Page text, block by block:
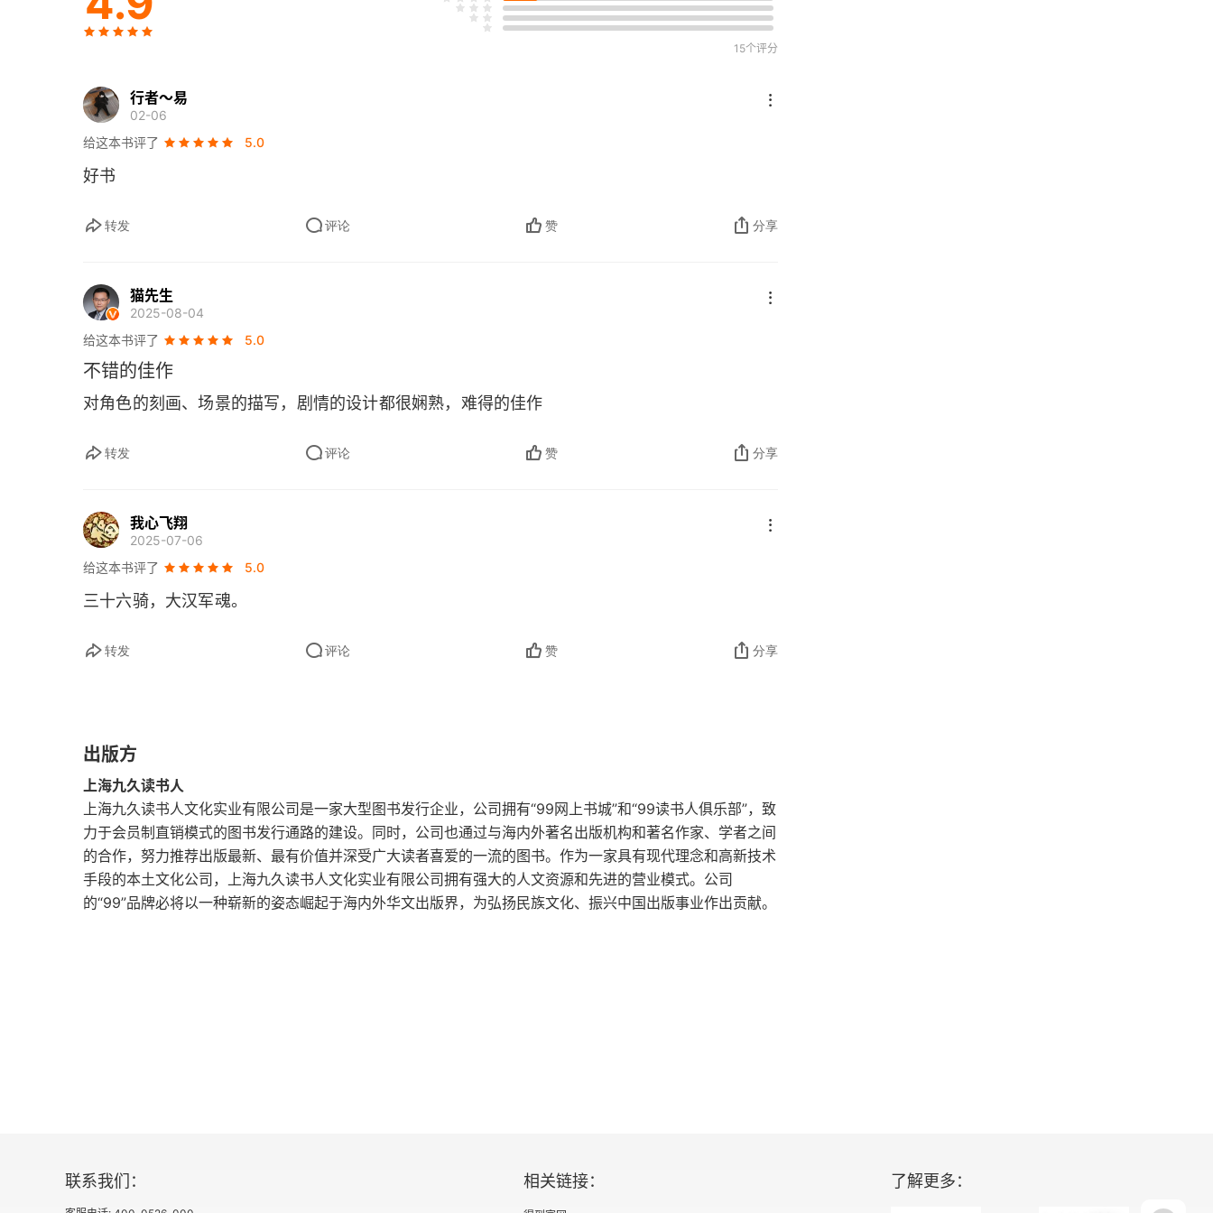
9 三个时辰
10 游冶
11 对镜
12 护花
弃笔从戎
14 从戎
15 剑夫子
三十六骑
18 断旗
19 三十六骑
狭路楼兰
20 鄯善
22 伏中伏
23 以力破道
24 铜手
25 质子
墨者之义
30 精绝
15个评分
行者～易
02-06
给这本书评了
5.0
好书
转发 评论 赞 分享
猫先生
2025-08-04
给这本书评了
5.0
不错的佳作
对角色的刻画、场景的描写，剧情的设计都很娴熟，难得的佳作
转发 评论 赞 分享
我心飞翔
2025-07-06
给这本书评了
5.0
三十六骑，大汉军魂。
转发 评论 赞 分享
出版方
上海九久读书人
上海九久读书人文化实业有限公司是一家大型图书发行企业，公司拥有“99网上书城”和“99读书人俱乐部”，致
力于会员制直销模式的图书发行通路的建设。同时，公司也通过与海内外著名出版机构和著名作家、学者之间
的合作，努力推荐出版最新、最有价值并深受广大读者喜爱的一流的图书。作为一家具有现代理念和高新技术
手段的本土文化公司，上海九久读书人文化实业有限公司拥有强大的人文资源和先进的营业模式。公司
的“99”品牌必将以一种崭新的姿态崛起于海内外华文出版界，为弘扬民族文化、振兴中国出版事业作出贡献。
联系我们： 相关链接： 了解更多：